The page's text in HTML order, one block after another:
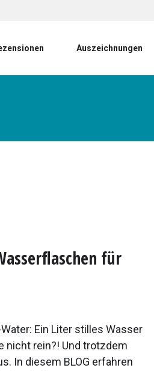
Auszeichnungen
für
Ein Liter stilles Wasser
nicht rein?! Und trotzdem
In diesem BLOG erfahren